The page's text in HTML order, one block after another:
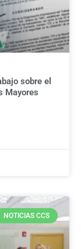
sobre el
Mayores
NOTICIAS CCS